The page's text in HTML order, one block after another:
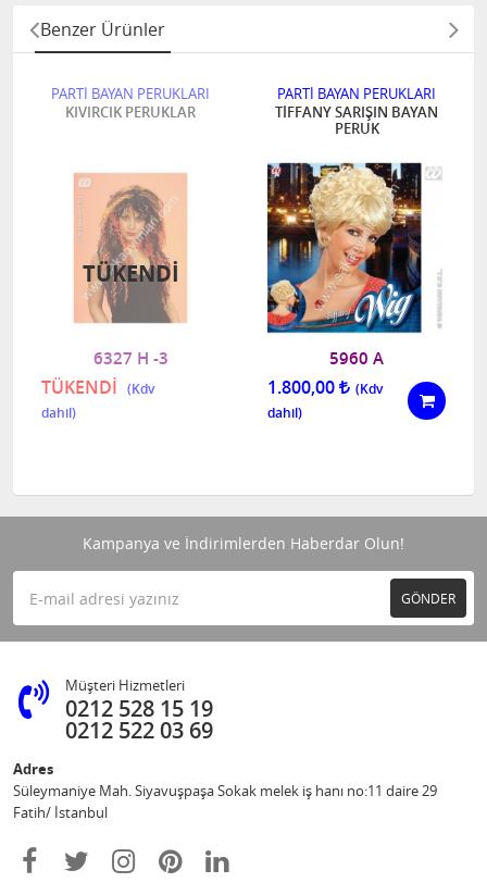
Benzer Ürünler
PARTİ BAYAN PERUKLARI
KIVIRCIK PERUKLAR
6327 H -3
TÜKENDİ
TÜKENDI
PARTİ BAYAN PERUKLARI
TİFFANY SARIŞIN BAYAN
PERUK
5960 A
1.800,00
Kampanya ve İndirimlerden Haberdar Olun!
GÖNDER
Müşteri Hizmetleri
0212 528 15 19
0212 522 03 69
Adres
Süleymaniye Mah. Siyavuşpaşa Sokak melek iş hanı no:11 daire 29
Fatih/ İstanbul